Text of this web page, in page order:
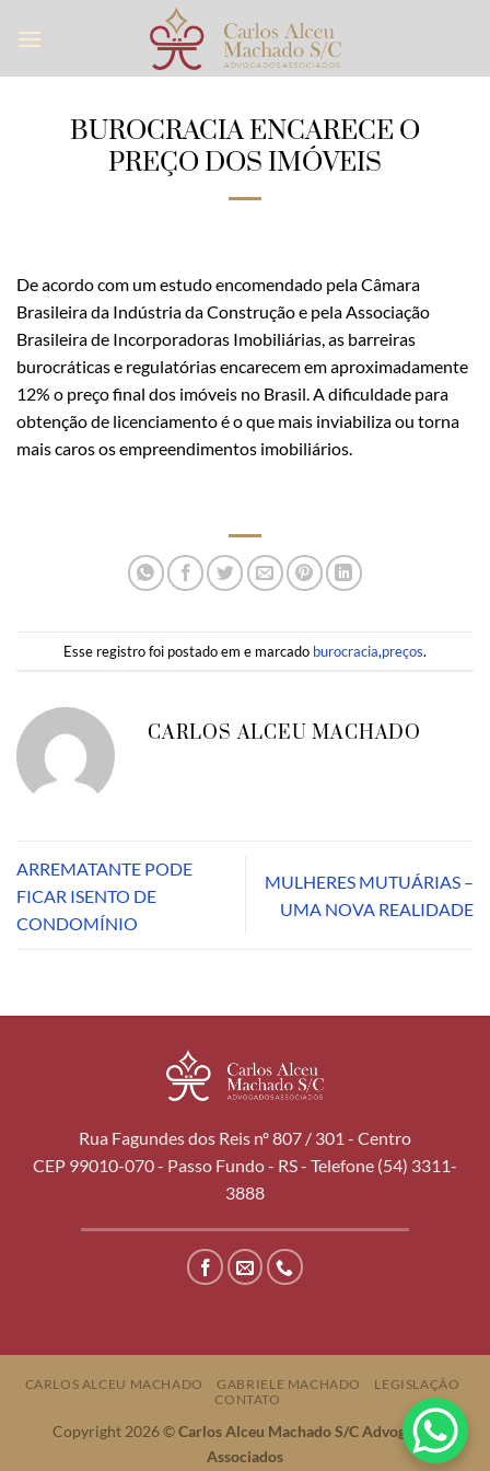
BUROCRACIA ENCARECE O
PREÇO DOS IMÓVEIS
De acordo com um estudo encomendado pela Câmara
Brasileira da Indústria da Construção e pela Associação
Brasileira de Incorporadoras Imobiliárias, as barreiras
burocráticas e regulatórias encarecem em aproximadamente
12% o preço final dos imóveis no Brasil. A dificuldade para
obtenção de licenciamento é o que mais inviabiliza ou torna
mais caros os empreendimentos imobiliários.
Esse registro foi postado em e marcado burocracia,preços.
CARLOS ALCEU MACHADO
ARREMATANTE PODE
FICAR ISENTO DE
CONDOMÍNIO
MULHERES MUTUÁRIAS –
UMA NOVA REALIDADE
Rua Fagundes dos Reis nº 807 / 301 - Centro
CEP 99010-070 - Passo Fundo - RS - Telefone (54) 3311-
3888
CARLOS ALCEU MACHADO GABRIELE MACHADO
LEGISLAÇÃO
CONTATO
Copyright 2026 ©Carlos Alceu Machado S/C Advogados
Associados